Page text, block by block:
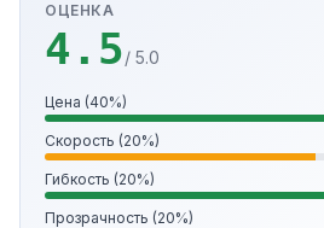
ОЦЕНКА
4.5/ 5.0
Цена (40%)
Скорость (20%)
Гибкость (20%)
Прозрачность (20%)